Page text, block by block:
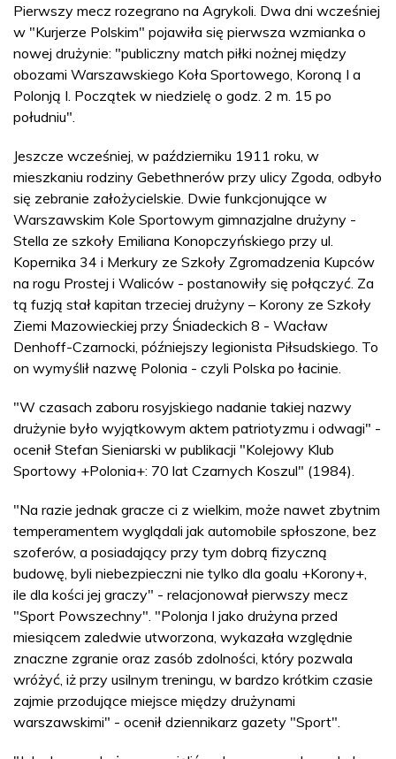
Pierwszy mecz rozegrano na Agrykoli. Dwa dni wcześniej
w "Kurjerze Polskim" pojawiła się pierwsza wzmianka o
nowej drużynie: "publiczny match piłki nożnej między
obozami Warszawskiego Koła Sportowego, Koroną I a
Polonją I. Początek w niedzielę o godz. 2 m. 15 po
południu".
Jeszcze wcześniej, w październiku 1911 roku, w
mieszkaniu rodziny Gebethnerów przy ulicy Zgoda, odbyło
się zebranie założycielskie. Dwie funkcjonujące w
Warszawskim Kole Sportowym gimnazjalne drużyny -
Stella ze szkoły Emiliana Konopczyńskiego przy ul.
Kopernika 34 i Merkury ze Szkoły Zgromadzenia Kupców
na rogu Prostej i Waliców - postanowiły się połączyć. Za
tą fuzją stał kapitan trzeciej drużyny – Korony ze Szkoły
Ziemi Mazowieckiej przy Śniadeckich 8 - Wacław
Denhoff-Czarnocki, późniejszy legionista Piłsudskiego. To
on wymyślił nazwę Polonia - czyli Polska po łacinie.
"W czasach zaboru rosyjskiego nadanie takiej nazwy
drużynie było wyjątkowym aktem patriotyzmu i odwagi" -
ocenił Stefan Sieniarski w publikacji "Kolejowy Klub
Sportowy +Polonia+: 70 lat Czarnych Koszul" (1984).
"Na razie jednak gracze ci z wielkim, może nawet zbytnim
temperamentem wyglądali jak automobile spłoszone, bez
szoferów, a posiadający przy tym dobrą fizyczną
budowę, byli niebezpieczni nie tylko dla goalu +Korony+,
ile dla kości jej graczy" - relacjonował pierwszy mecz
"Sport Powszechny". "Polonja I jako drużyna przed
miesiącem zaledwie utworzona, wykazała względnie
znaczne zgranie oraz zasób zdolności, który pozwala
wróżyć, iż przy usilnym treningu, w bardzo krótkim czasie
zajmie przodujące miejsce między drużynami
warszawskimi" - ocenił dziennikarz gazety "Sport".